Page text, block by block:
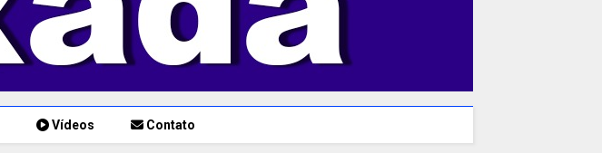
Vídeos Contato